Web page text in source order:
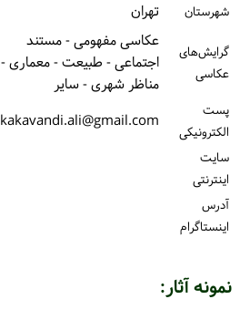
شهرستان تهران
گرایش‌های
عکاسی
عکاسی مفهومی - مستند
اجتماعی - طبیعت - معماری -
مناظر شهری - سایر
پست
الكترونیكی
kakavandi.ali@gmail.com
سایت
اینترنتی
آدرس
اینستاگرام
نمونه آثار: